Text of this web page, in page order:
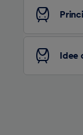
Idee
Elenco dei